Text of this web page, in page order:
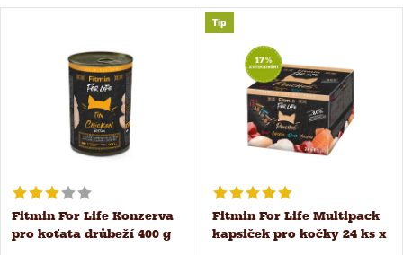
Fitmin For Life Konzerva
pro koťata drůbeží 400 g
Tip
Fitmin For Life Multipack
kapsiček pro kočky 24 ks x